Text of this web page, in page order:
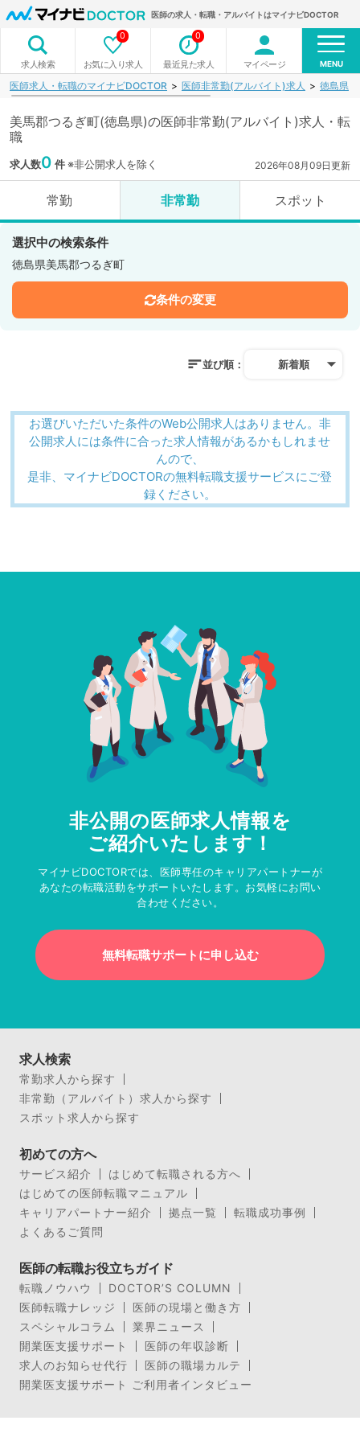
医師の求人・転職・アルバイトはマイナビDOCTOR
求人検索 お気に入り求人
0
最近見た求人
0
マイページ MENU
医師求人・転職のマイナビDOCTOR 医師非常勤(アルバイト)求人 徳島県
美馬郡つるぎ町(徳島県)の医師非常勤(アルバイト)求人・転
職
求人数0 件※非公開求人を除く 2026年08月09日更新
常勤 非常勤 スポット
選択中の検索条件
徳島県美馬郡つるぎ町
条件の変更
並び順： 新着順
お選びいただいた条件のWeb公開求人はありません。非
公開求人には条件に合った求人情報があるかもしれませ
んので、
是非、マイナビDOCTORの無料転職支援サービスにご登
録ください。
非公開の医師求人情報を
ご紹介いたします！
マイナビDOCTORでは、医師専任のキャリアパートナーが
あなたの転職活動をサポートいたします。お気軽にお問い
合わせください。
無料転職サポートに申し込む
求人検索
常勤求人から探す
非常勤（アルバイト）求人から探す
スポット求人から探す
初めての方へ
サービス紹介
はじめて転職される方へ
はじめての医師転職マニュアル
キャリアパートナー紹介
拠点一覧
転職成功事例
よくあるご質問
医師の転職お役立ちガイド
転職ノウハウ
DOCTOR’S COLUMN
医師転職ナレッジ
医師の現場と働き方
スペシャルコラム
業界ニュース
開業医支援サポート
医師の年収診断
求人のお知らせ代行
医師の職場カルテ
開業医支援サポート ご利用者インタビュー